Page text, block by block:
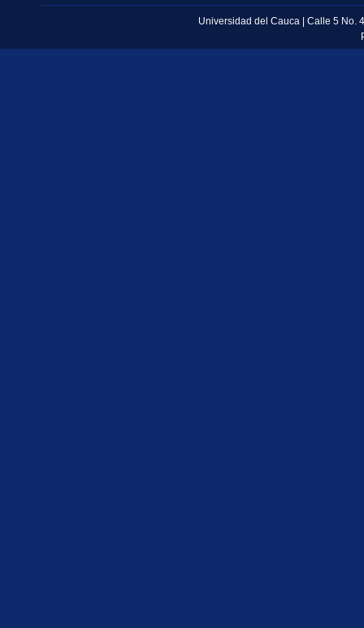
Universidad del Cauca | Calle 5 No.